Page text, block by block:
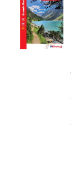
AU
PANIER
/
DÉTAILS